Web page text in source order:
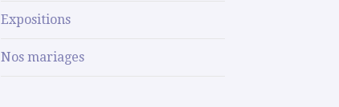
Expositions
Nos mariages